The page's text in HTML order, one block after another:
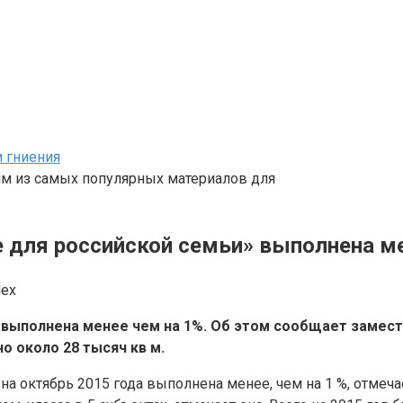
гниения
из самых популярных материалов для
российской семьи» выполнена
менее чем на 1%. Об этом сообщает
около 28 тысяч кв м.
октябрь 2015 года выполнена менее, чем на 1 %,